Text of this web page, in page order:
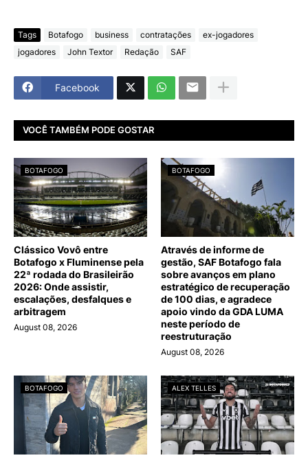
Tags Botafogo business contratações
ex-jogadores
jogadores
John Textor Redação SAF
Facebook
VOCÊ TAMBÉM PODE GOSTAR
BOTAFOGO
Clássico Vovô entre
Botafogo x Fluminense pela
22ª rodada do Brasileirão
2026: Onde assistir,
escalações, desfalques e
arbitragem
August 08, 2026
BOTAFOGO
Através de informe de
gestão, SAF Botafogo fala
sobre avanços em plano
estratégico de recuperação
de 100 dias, e agradece
apoio vindo da GDA LUMA
neste período de
reestruturação
August 08, 2026
BOTAFOGO ALEX TELLES